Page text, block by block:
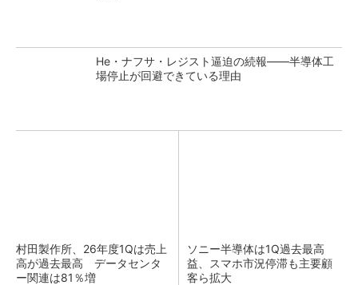
He・ナフサ・レジスト逼迫の続報――半導体工
場停止が回避できている理由
村田製作所、26年度1Qは売上
高が過去最高 データセンタ
ー関連は81％増
ソニー半導体は1Q過去最高
益、スマホ市況停滞も主要顧
客ら拡大